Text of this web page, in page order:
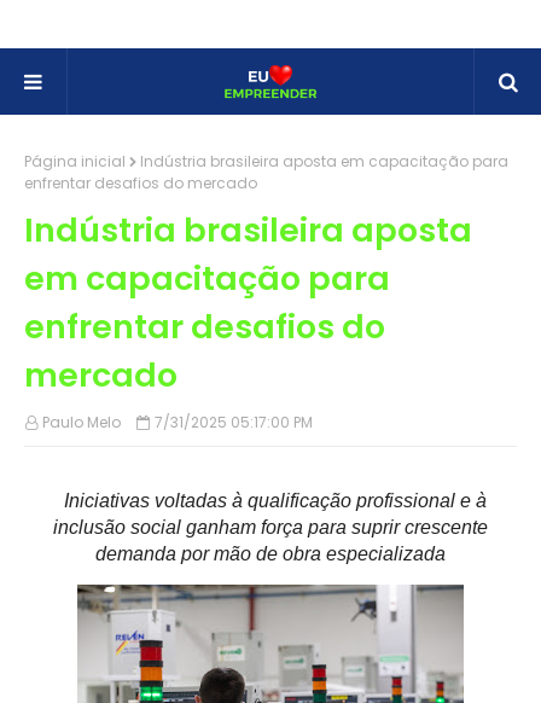
Página inicial
Indústria brasileira aposta em capacitação para
enfrentar desafios do mercado
Indústria brasileira aposta
em capacitação para
enfrentar desafios do
mercado
Paulo Melo 7/31/2025 05:17:00 PM
Iniciativas voltadas à qualificação profissional e à
inclusão social ganham força para suprir crescente
demanda por mão de obra especializada